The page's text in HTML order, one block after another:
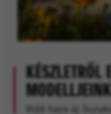
KÉSZLETRŐL
MODELLJEINK
Vidd haza új